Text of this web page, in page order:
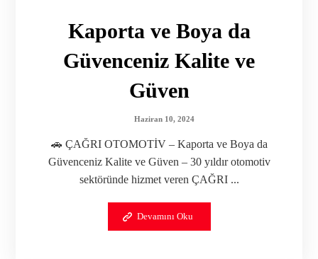
Kaporta ve Boya da
Güvenceniz Kalite ve
Güven
Haziran 10, 2024
🚗 ÇAĞRI OTOMOTİV – Kaporta ve Boya da
Güvenceniz Kalite ve Güven – 30 yıldır otomotiv
sektöründe hizmet veren ÇAĞRI ...
Devamını Oku